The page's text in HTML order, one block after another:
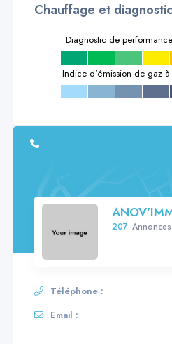
Chauffage et
Diagnostic de
Indice d'émission de gaz à
207 Annonces
Téléphone :
Email :